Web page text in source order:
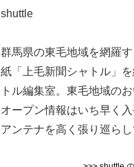
shuttle
群馬県の東毛地域を網羅
紙「上毛新聞シャトル」
トル編集室。東毛地域の
オープン情報はいち早く入
アンテナを高く張り巡らし